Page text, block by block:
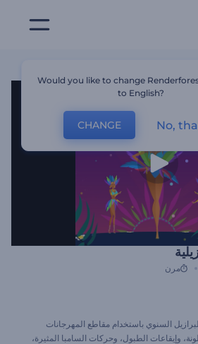
مرن
السنوي باستخدام مقاطع المهرجانات
وإيقاعات الطبول، وحركات السامبا المثيرة،
Would you like to change
to English?
CHANGE No,